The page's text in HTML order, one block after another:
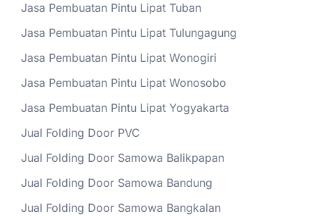
Jasa Pembuatan Pintu Lipat Tuban
Jasa Pembuatan Pintu Lipat Tulungagung
Jasa Pembuatan Pintu Lipat Wonogiri
Jasa Pembuatan Pintu Lipat Wonosobo
Jasa Pembuatan Pintu Lipat Yogyakarta
Jual Folding Door PVC
Jual Folding Door Samowa Balikpapan
Jual Folding Door Samowa Bandung
Jual Folding Door Samowa Bangkalan